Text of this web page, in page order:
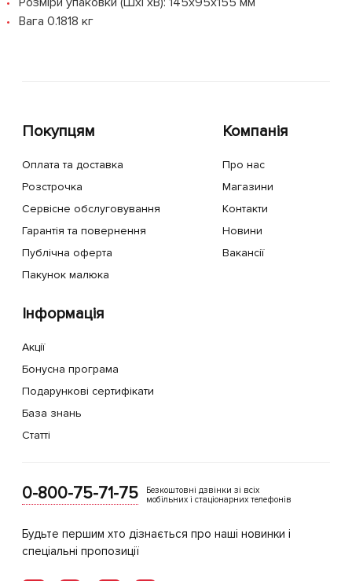
Вага 0.1818 кг
Покупцям
Оплата та доставка
Розстрочка
Сервісне обслуговування
Гарантія та повернення
Публічна оферта
Пакунок малюка
Компанія
Про нас
Магазини
Контакти
Новини
Вакансії
Інформація
Акції
Бонусна програма
Подарункові сертифікати
База знань
Статті
0-800-75-71-75
Безкоштовні дзвінки зі всіх
мобільних і стаціонарних телефонів
Будьте першим хто дізнається про наші новинки і
спеціальні пропозиції